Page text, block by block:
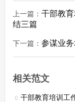
上一篇： 干部教
结三篇
下一篇： 参谋业
相关范文
干部教育培训工